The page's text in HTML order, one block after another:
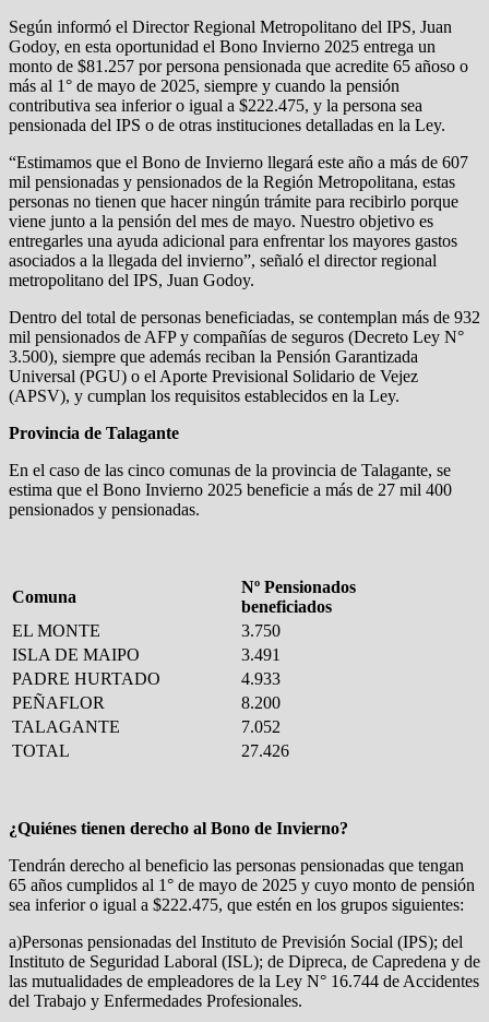
Según informó el Director Regional Metropolitano del IPS, Juan
Godoy, en esta oportunidad el Bono Invierno 2025 entrega un
monto de $81.257 por persona pensionada que acredite 65 añoso o
más al 1° de mayo de 2025, siempre y cuando la pensión
contributiva sea inferior o igual a $222.475, y la persona sea
pensionada del IPS o de otras instituciones detalladas en la Ley.
“Estimamos que el Bono de Invierno llegará este año a más de 607
mil pensionadas y pensionados de la Región Metropolitana, estas
personas no tienen que hacer ningún trámite para recibirlo porque
viene junto a la pensión del mes de mayo. Nuestro objetivo es
entregarles una ayuda adicional para enfrentar los mayores gastos
asociados a la llegada del invierno”, señaló el director regional
metropolitano del IPS, Juan Godoy.
Dentro del total de personas beneficiadas, se contemplan más de 932
mil pensionados de AFP y compañías de seguros (Decreto Ley N°
3.500), siempre que además reciban la Pensión Garantizada
Universal (PGU) o el Aporte Previsional Solidario de Vejez
(APSV), y cumplan los requisitos establecidos en la Ley.
Provincia de Talagante
En el caso de las cinco comunas de la provincia de Talagante, se
estima que el Bono Invierno 2025 beneficie a más de 27 mil 400
pensionados y pensionadas.
Comuna
Nº Pensionados
beneficiados
EL MONTE
3.750
ISLA DE MAIPO
3.491
PADRE HURTADO
4.933
PEÑAFLOR
8.200
TALAGANTE
7.052
TOTAL
27.426
¿Quiénes tienen derecho al Bono de Invierno?
Tendrán derecho al beneficio las personas pensionadas que tengan
65 años cumplidos al 1° de mayo de 2025 y cuyo monto de pensión
sea inferior o igual a $222.475, que estén en los grupos siguientes:
a)Personas pensionadas del Instituto de Previsión Social (IPS); del
Instituto de Seguridad Laboral (ISL); de Dipreca, de Capredena y de
las mutualidades de empleadores de la Ley N° 16.744 de Accidentes
del Trabajo y Enfermedades Profesionales.